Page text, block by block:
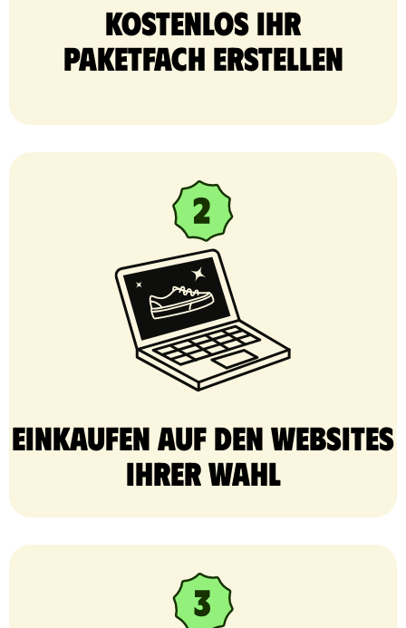
Kostenlos Ihr
Paketfach erstellen
Einkaufen auf den Websites
Ihrer Wahl